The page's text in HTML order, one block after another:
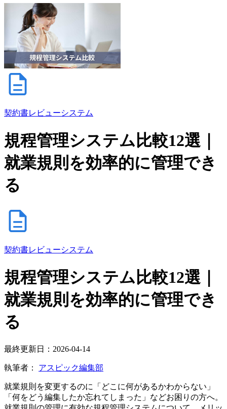
契約書レビューシステム
規程管理システム比較12選｜
就業規則を効率的に管理でき
る
契約書レビューシステム
規程管理システム比較12選｜
就業規則を効率的に管理でき
る
最終更新日：2026-04-14
執筆者： アスピック編集部
就業規則を変更するのに「どこに何があるかわからない」
「何をどう編集したか忘れてしまった」などお困りの方へ。